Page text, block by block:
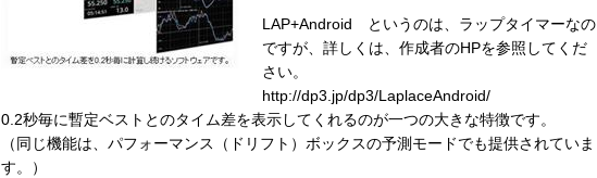
LAP+Android というのは、ラップタイマーなの
ですが、詳しくは、作成者のHPを参照してくだ
さい。
http://dp3.jp/dp3/LaplaceAndroid/
0.2秒毎に暫定ベストとのタイム差を表示してくれるのが一つの大きな特徴です。
（同じ機能は、パフォーマンス（ドリフト）ボックスの予測モードでも提供されていま
す。）